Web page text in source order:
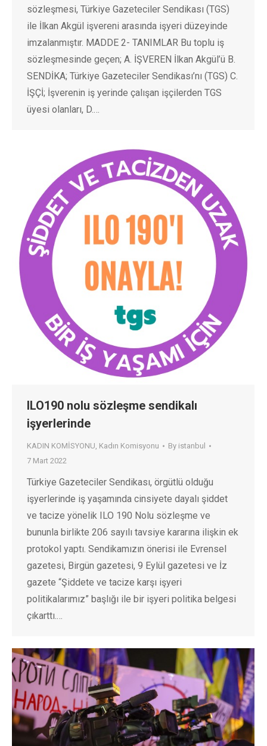
sözleşmesi, Türkiye Gazeteciler Sendikası (TGS)
ile İlkan Akgül işvereni arasında işyeri düzeyinde
imzalanmıştır. MADDE 2- TANIMLAR Bu toplu iş
sözleşmesinde geçen; A. İŞVEREN İlkan Akgül’ü B.
SENDİKA; Türkiye Gazeteciler Sendikası’nı (TGS) C.
İŞÇİ; İşverenin iş yerinde çalışan işçilerden TGS
üyesi olanları, D.…
ILO190 nolu sözleşme sendikalı
işyerlerinde
KADIN KOMİSYONU, Kadın Komisyonu By istanbul
7 Mart 2022
Türkiye Gazeteciler Sendikası, örgütlü olduğu
işyerlerinde iş yaşamında cinsiyete dayalı şiddet
ve tacize yönelik ILO 190 Nolu sözleşme ve
bununla birlikte 206 sayılı tavsiye kararına ilişkin ek
protokol yaptı. Sendikamızın önerisi ile Evrensel
gazetesi, Birgün gazetesi, 9 Eylül gazetesi ve İz
gazete “Şiddete ve tacize karşı işyeri
politikalarımız” başlığı ile bir işyeri politika belgesi
çıkarttı.…